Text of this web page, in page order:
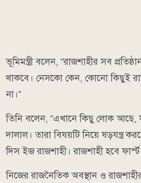
ভূমিমন্ত্রী বলেন, “রাজশাহীর সব
থাকবে। নেসকো কেন, কোনো কিছুই
না।”
তিনি বলেন, “এখানে কিছু লোক আছে,
দালাল। তারা বিষয়টি নিয়ে ষড়যন্ত্র
দিস ইজ রাজশাহী। রাজশাহী হবে
নিজের রাজনৈতিক অবস্থান ও